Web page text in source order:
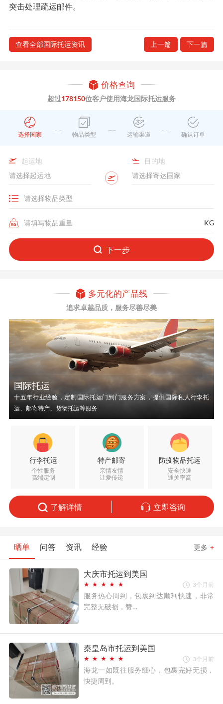
突击处理疏运邮件。
查看全部国际托运资讯 上一篇 下一篇
价格查询
超过178150位客户使用海龙国际托运服务
选择国家 物品类型 运输渠道 确认订单
起运地 目的地
KG
下一步
多元化的产品线
追求卓越品质，服务尽善尽美
国际托运
十五年行业经验，定制国际托运门到门服务方案，提供国际私人行李托
运、邮寄特产、货物托运等服务
行李托运
个性服务
高端定制
特产邮寄
亲情友情
让爱传递
防疫物品托运
安全快速
通关率高
了解详情 立即咨询
晒单 问答 资讯 经验 更多 +
大庆市托运到美国
3个月前
服务热心周到，包裹到达顺利快速，非常
完整无破损，赞…
秦皇岛市托运到美国
3个月前
海龙一如既往服务细心，包裹完好无损，
快捷周到。